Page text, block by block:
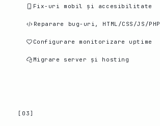
Fix-uri mobil și accesibilitate
Reparare bug-uri, HTML/CSS/JS/PHP
Configurare monitorizare uptime
Migrare server și hosting
[03]